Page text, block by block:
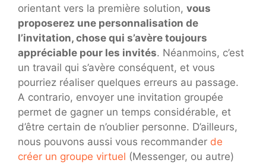
orientant vers la première solution, vous
proposerez une personnalisation de
l’invitation, chose qui s’avère toujours
appréciable pour les invités. Néanmoins, c’est
un travail qui s’avère conséquent, et vous
pourriez réaliser quelques erreurs au passage.
A contrario, envoyer une invitation groupée
permet de gagner un temps considérable, et
d’être certain de n’oublier personne. D’ailleurs,
nous pouvons aussi vous recommander de
créer un groupe virtuel (Messenger, ou autre)